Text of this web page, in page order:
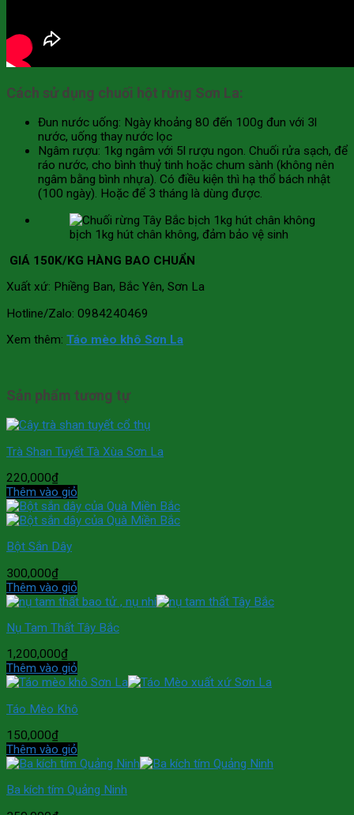
Cách sử dụng chuối hột rừng Sơn La:
Đun nước uống: Ngày khoảng 80 đến 100g đun với 3l
nước, uống thay nước lọc
Ngâm rượu: 1kg ngâm với 5l rượu ngon. Chuối rửa sạch, để
ráo nước, cho bình thuỷ tinh hoặc chum sành (không nên
ngâm bằng bình nhựa). Có điều kiện thì hạ thổ bách nhật
(100 ngày). Hoặc để 3 tháng là dùng được.
bịch 1kg hút chân không, đảm bảo vệ sinh
GIÁ 150K/KG HÀNG BAO CHUẨN
Xuất xứ: Phiềng Ban, Bắc Yên, Sơn La
Hotline/Zalo: 0984240469
Xem thêm: Táo mèo khô Sơn La
Sản phẩm tương tự
Trà Shan Tuyết Tà Xùa Sơn La
220,000₫
Thêm vào giỏ
Bột Sắn Dây
300,000₫
Thêm vào giỏ
Nụ Tam Thất Tây Bắc
1,200,000₫
Thêm vào giỏ
Táo Mèo Khô
150,000₫
Thêm vào giỏ
Ba kích tím Quảng Ninh